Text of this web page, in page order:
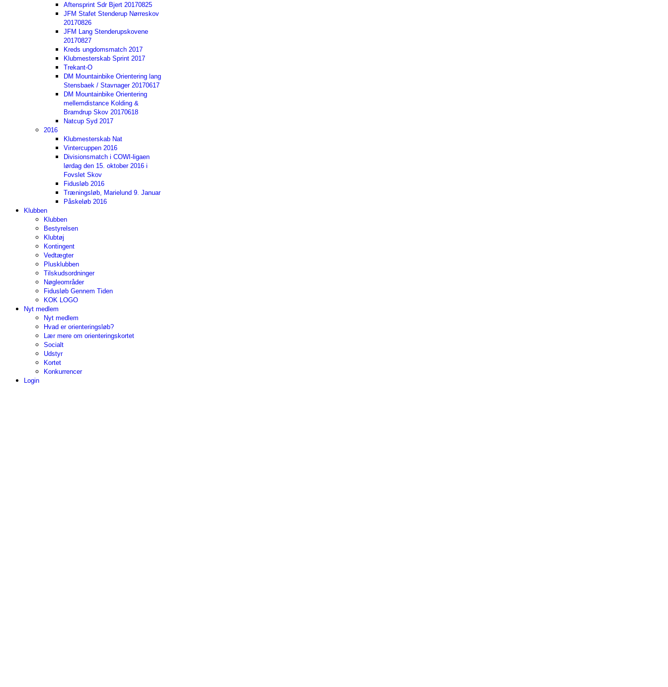
Aftensprint Sdr Bjert 20170825
JFM Stafet Stenderup Nørreskov
20170826
JFM Lang Stenderupskovene
20170827
Kreds ungdomsmatch 2017
Klubmesterskab Sprint 2017
Trekant-O
DM Mountainbike Orientering lang
Stensbaek / Stavnager 20170617
DM Mountainbike Orientering
mellemdistance Kolding &
Bramdrup Skov 20170618
Natcup Syd 2017
2016
Klubmesterskab Nat
Vintercuppen 2016
Divisionsmatch i COWI-ligaen
lørdag den 15. oktober 2016 i
Fovslet Skov
Fidusløb 2016
Træningsløb, Marielund 9. Januar
Påskeløb 2016
Klubben
Klubben
Bestyrelsen
Klubtøj
Kontingent
Vedtægter
Plusklubben
Tilskudsordninger
Nøgleområder
Fidusløb Gennem Tiden
KOK LOGO
Nyt medlem
Nyt medlem
Hvad er orienteringsløb?
Lær mere om orienteringskortet
Socialt
Udstyr
Kortet
Konkurrencer
Login